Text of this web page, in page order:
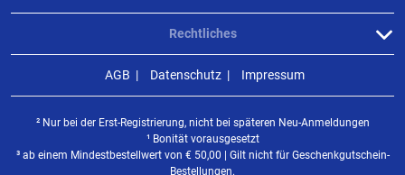
Rechtliches
AGB Datenschutz Impressum
² Nur bei der Erst-Registrierung, nicht bei späteren Neu-Anmeldungen
¹ Bonität vorausgesetzt
³ ab einem Mindestbestellwert von € 50,00 | Gilt nicht für Geschenkgutschein-
Bestellungen.